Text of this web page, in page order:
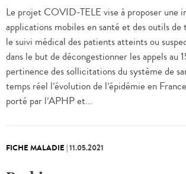
Le projet COVID-TELE vise à proposer une
applications mobiles en santé et des outils de
le suivi médical des patients atteints ou
dans le but de décongestionner les appels au
pertinence des sollicitations du système de
temps réel l’évolution de l’épidémie en
porté par l’APHP et...
FICHE MALADIE |11.05.2021